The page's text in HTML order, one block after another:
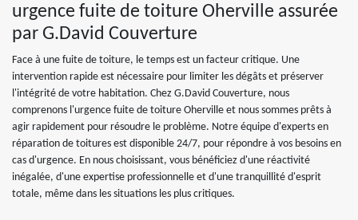
urgence fuite de toiture Oherville assurée
par G.David Couverture
Face à une fuite de toiture, le temps est un facteur critique. Une
intervention rapide est nécessaire pour limiter les dégâts et préserver
l'intégrité de votre habitation. Chez G.David Couverture, nous
comprenons l'urgence fuite de toiture Oherville et nous sommes prêts à
agir rapidement pour résoudre le problème. Notre équipe d'experts en
réparation de toitures est disponible 24/7, pour répondre à vos besoins en
cas d'urgence. En nous choisissant, vous bénéficiez d'une réactivité
inégalée, d'une expertise professionnelle et d'une tranquillité d'esprit
totale, même dans les situations les plus critiques.